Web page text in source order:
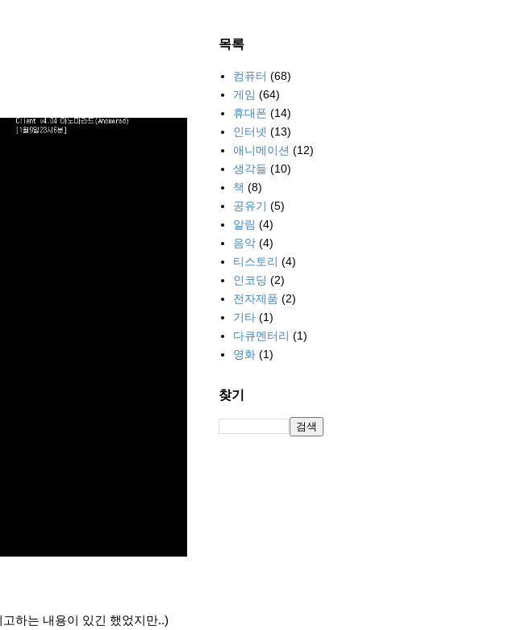
하는 내용이 있긴 했었지만..)
목록
컴퓨터 (68)
게임 (64)
휴대폰 (14)
인터넷 (13)
애니메이션 (12)
생각들 (10)
책 (8)
공유기 (5)
알림 (4)
음악 (4)
티스토리 (4)
인코딩 (2)
전자제품 (2)
기타 (1)
다큐멘터리 (1)
영화 (1)
찾기